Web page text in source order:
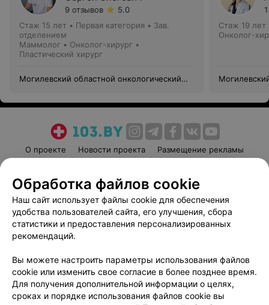
9 отзывов
5.0
Стаж 15 лет • Первая категория • Зав.
отделением
Маммолог • Онколог-хирург •
Пластический хирург
Могилевский областной онкологический
Стаж 19 лет
Онколог-
О проекте Новости проекта
Размещение рекламы
Пользовательское соглашение
Способы оплаты
Вакансии
Партнеры
Написать руководителю 103.by
Обработка персональных данных
Обработка файлов cookie
Наш сайт использует файлы cookie для обеспечения
удобства пользователей сайта, его улучшения, сбора
статистики и предоставления персонализированных
рекомендаций.
Вы можете настроить параметры использования файлов
cookie или изменить свое согласие в более позднее время.
Для получения дополнительной информации о целях,
сроках и порядке использования файлов cookie вы